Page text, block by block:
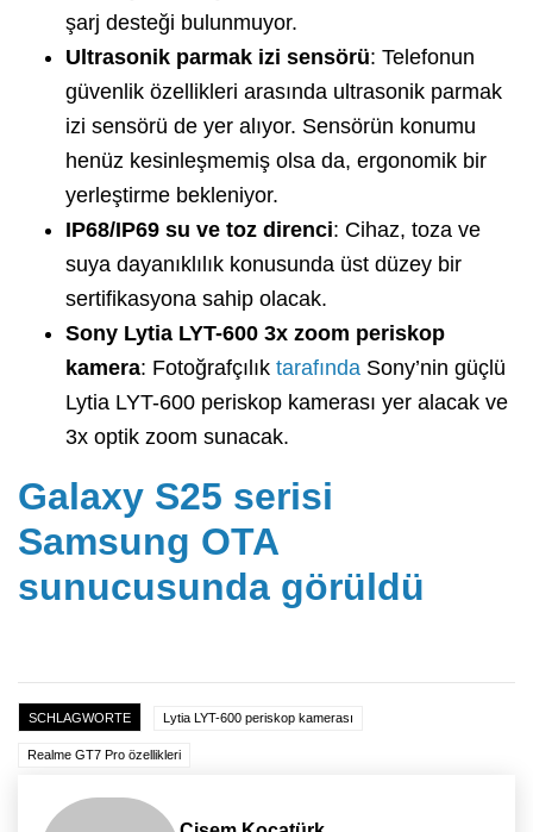
şarj desteği bulunmuyor.
Ultrasonik parmak izi sensörü: Telefonun
güvenlik özellikleri arasında ultrasonik parmak
izi sensörü de yer alıyor. Sensörün konumu
henüz kesinleşmemiş olsa da, ergonomik bir
yerleştirme bekleniyor.
IP68/IP69 su ve toz direnci: Cihaz, toza ve
suya dayanıklılık konusunda üst düzey bir
sertifikasyona sahip olacak.
Sony Lytia LYT-600 3x zoom periskop
kamera: Fotoğrafçılık tarafında Sony’nin güçlü
Lytia LYT-600 periskop kamerası yer alacak ve
3x optik zoom sunacak.
Galaxy S25 serisi
Samsung OTA
sunucusunda görüldü
SCHLAGWORTE Lytia LYT-600 periskop kamerası
Realme GT7 Pro özellikleri